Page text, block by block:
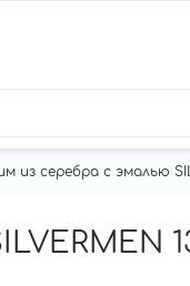
из серебра с эмалью